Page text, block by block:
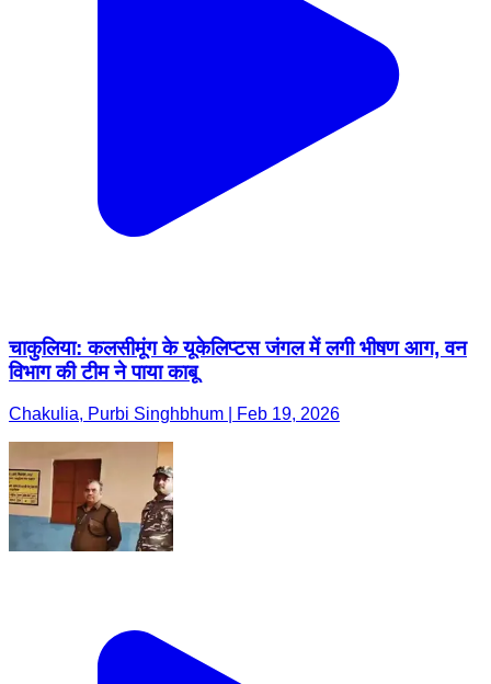
चाकुलिया: कलसीमूंग के यूकेलिप्टस जंगल में लगी भीषण आग, वन
विभाग की टीम ने पाया काबू
Chakulia, Purbi Singhbhum | Feb 19, 2026